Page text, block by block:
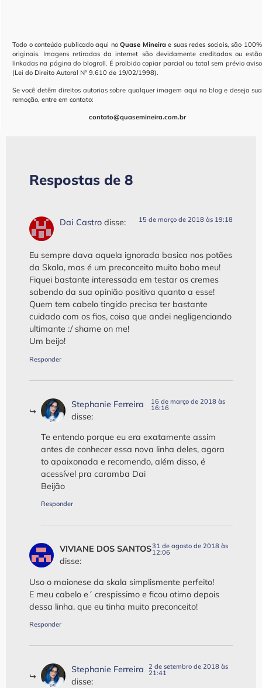
Todo o conteúdo publicado aqui noQuase Mineira e suas redes sociais, são 100%
originais. Imagens retiradas da internet são devidamente creditadas ou estão
linkadas na página do blogroll. É proibido copiar parcial ou total sem prévio aviso
(Lei do Direito Autoral Nº 9.610 de 19/02/1998).
Se você detêm direitos autorias sobre qualquer imagem aqui no blog e deseja sua
remoção, entre em contato:
contato@quasemineira.com.br
Respostas de 8
Dai Castro disse: 15 de março de 2018 às 19:18
Eu sempre dava aquela ignorada basica nos potões
da Skala, mas é um preconceito muito bobo meu!
Fiquei bastante interessada em testar os cremes
sabendo da sua opinião positiva quanto a esse!
Quem tem cabelo tingido precisa ter bastante
cuidado com os fios, coisa que andei negligenciando
ultimante :/ shame on me!
Um beijo!
Responder
Stephanie Ferreira
disse:
16 de março de 2018 às
16:16
Te entendo porque eu era exatamente assim
antes de conhecer essa nova linha deles, agora
to apaixonada e recomendo, além disso, é
acessível pra caramba Dai
Beijão
Responder
VIVIANE DOS SANTOS
disse:
31 de agosto de 2018 às
12:06
Uso o maionese da skala simplismente perfeito!
E meu cabelo e´ crespissimo e ficou otimo depois
dessa linha, que eu tinha muito preconceito!
Responder
Stephanie Ferreira
disse:
2 de setembro de 2018 às
21:41